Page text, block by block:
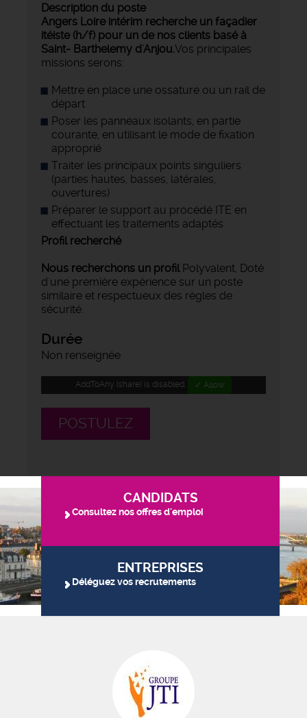
Description du poste
Angers Loire intérim recherche un façadier
itéiste (h/f) pour un de nos clients basé à
Saint- Barthelemy d'Anjou.Vos principales
missions serons:
Mettre en place une ossature ou un rail de
départ
Poser les panneaux isolants, en partie
courante, en utilisant le mode de fixation
approprié
Traiter les principaux points singuliers
(parties hautes, basses, latérales,
ouvertures)
Préparer le support au procédé ITE en
effectuant les traitements adaptés
Profil recherché
Nous recherchons un profilPolyvalent, Doté
d'une première expérience sur un poste
similaire et respectueux des règles de
sécurité.
Durée
Non renseignée
AddToAny (share) is disabled. ✓ Allow
POSTULEZ
CANDIDATS
Consultez nos offres d'emploi
ENTREPRISES
Déléguez vos recrutements